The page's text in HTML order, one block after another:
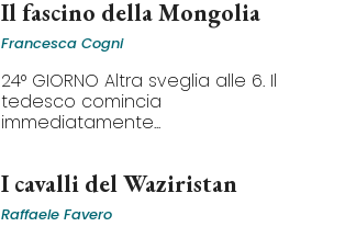
Il fascino della Mongolia
Francesca Cogni
24° GIORNO Altra sveglia alle 6. Il
tedesco comincia
immediatamente...
I cavalli del Waziristan
Raffaele Favero